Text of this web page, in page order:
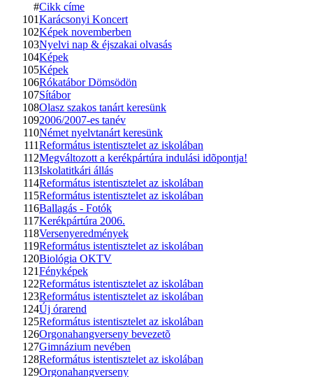
#Cikk címe
101Karácsonyi Koncert
102Képek novemberben
103Nyelvi nap & éjszakai olvasás
104Képek
105Képek
106Rókatábor Dömsödön
107Sítábor
108Olasz szakos tanárt keresünk
1092006/2007-es tanév
110Német nyelvtanárt keresünk
111Református istentisztelet az iskolában
112Megváltozott a kerékpártúra indulási idõpontja!
113Iskolatitkári állás
114Református istentisztelet az iskolában
115Református istentisztelet az iskolában
116Ballagás - Fotók
117Kerékpártúra 2006.
118Versenyeredmények
119Református istentisztelet az iskolában
120Biológia OKTV
121Fényképek
122Református istentisztelet az iskolában
123Református istentisztelet az iskolában
124Új órarend
125Református istentisztelet az iskolában
126Orgonahangverseny bevezetõ
127Gimnázium nevében
128Református istentisztelet az iskolában
129Orgonahangverseny